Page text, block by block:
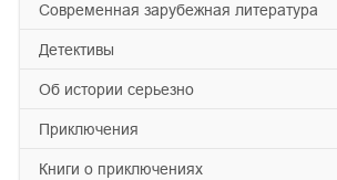
современная зарубежная литература
детективы
об истории серьезно
приключения
книги о приключениях